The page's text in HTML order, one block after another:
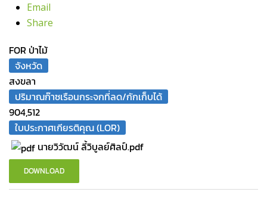
Email
Share
FOR ป่าไม้
จังหวัด
สงขลา
ปริมาณก๊าซเรือนกระจกที่ลด/กักเก็บได้
904,512
ใบประกาศเกียรติคุณ (LOR)
นายวิวัฒน์ ลี้วิบูลย์ศิลป์.pdf
DOWNLOAD